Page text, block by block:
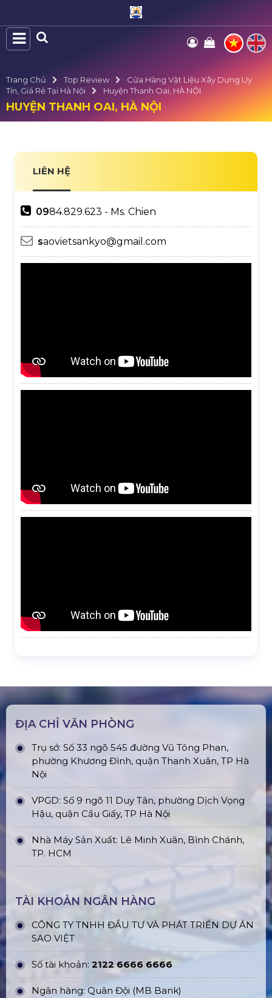
Trang Chủ Top Review
Cửa Hàng Vật Liệu Xây Dựng Uy
Tín, Giá Rẻ Tại Hà Nội
Huyện Thanh Oai, HÀ NỘI
HUYỆN THANH OAI, HÀ NỘI
LIÊN HỆ
0984.829.623 - Ms. Chien
saovietsankyo@gmail.com
ĐỊA CHỈ VĂN PHÒNG
Trụ sở: Số 33 ngõ 545 đường Vũ Tông Phan,
phường Khương Đình, quận Thanh Xuân, TP Hà
Nội
VPGD: Số 9 ngõ 11 Duy Tân, phường Dịch Vọng
Hậu, quận Cầu Giấy, TP Hà Nội
Nhà Máy Sản Xuất: Lê Minh Xuân, Bình Chánh,
TP. HCM
TÀI KHOẢN NGÂN HÀNG
CÔNG TY TNHH ĐẦU TƯ VÀ PHÁT TRIỂN DỰ ÁN
SAO VIỆT
Số tài khoản: 2122 6666 6666
Ngân hàng: Quân Đội (MB Bank)